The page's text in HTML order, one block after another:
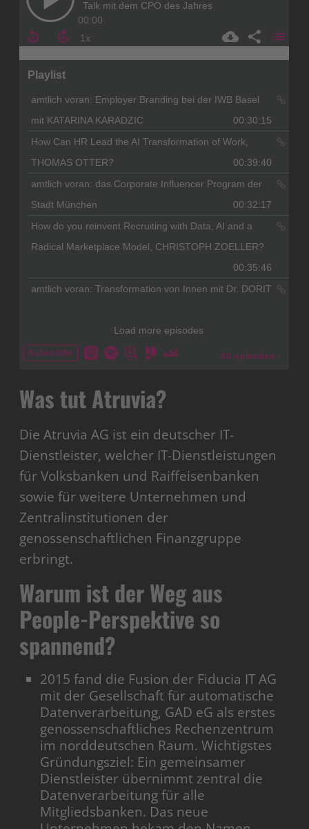
Was tut Atruvia?
Die Atruvia AG ist ein deutscher IT-
Dienstleister, welcher IT-Dienstleistungen
für Volksbanken und Raiffeisenbanken
sowie für weitere Unternehmen und
Zentralinstitutionen der
genossenschaftlichen Finanzgruppe
erbringt.
Warum ist der Weg aus
People-Perspektive so
spannend?
2015 fand die Fusion der Fiducia IT AG
mit der Gesellschaft für automatische
Datenverarbeitung, GAD eG als erstes
genossenschaftliches Rechenzentrum
im norddeutschen Raum. Wichtigstes
Gründungsziel: Ein gemeinsamer
Dienstleister übernimmt zentral die
Datenverarbeitung für alle
Mitgliedsbanken. Das neue